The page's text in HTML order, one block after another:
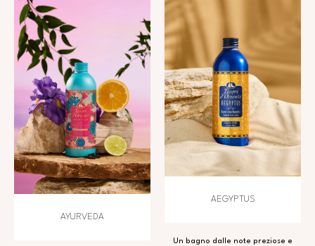
AYURVEDA
AEGYPTUS
Un bagno dalle note preziose e